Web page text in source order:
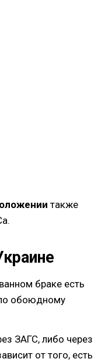
также
браке есть
обоюдному
ЗАГС, либо через
от того, есть